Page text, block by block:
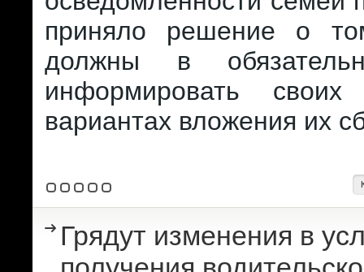
приняло решение о
должны в
информировать
вариантах вложения их
Грядут изменения в